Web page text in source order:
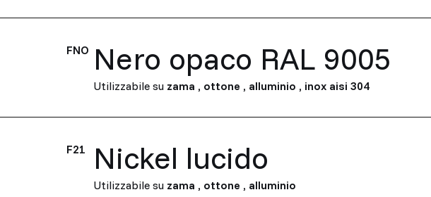
FNO Nero opaco RAL 9005
Utilizzabile su zama , ottone , alluminio , inox aisi 304
F21 Nickel lucido
Utilizzabile su zama , ottone , alluminio